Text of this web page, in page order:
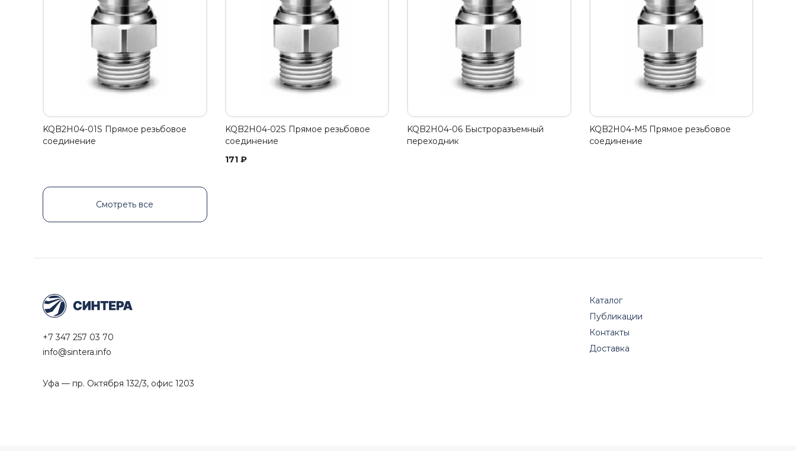
KQB2H04-01S Прямое резьбовое
соединение
KQB2H04-02S Прямое резьбовое
соединение
171 ₽
KQB2H04-06 Быстроразъемный
переходник
KQB2H04-M5 Прямое резьбовое
соединение
Смотреть все
+7 347 257 03 70
info@sintera.info
Уфа — пр. Октября 132/3, офис 1203
Каталог
Публикации
Контакты
Доставка